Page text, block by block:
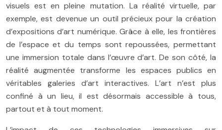
visuels est en pleine mutation. La réalité virtuelle, par
exemple, est devenue un outil précieux pour la création
d’expositions d’art numérique. Grâce à elle, les frontières
de l’espace et du temps sont repoussées, permettant
une immersion totale dans l’œuvre d’art. De son côté, la
réalité augmentée transforme les espaces publics en
véritables galeries d’art interactives. L’art n’est plus
confiné à un lieu, il est désormais accessible à tous,
partout et à tout moment.